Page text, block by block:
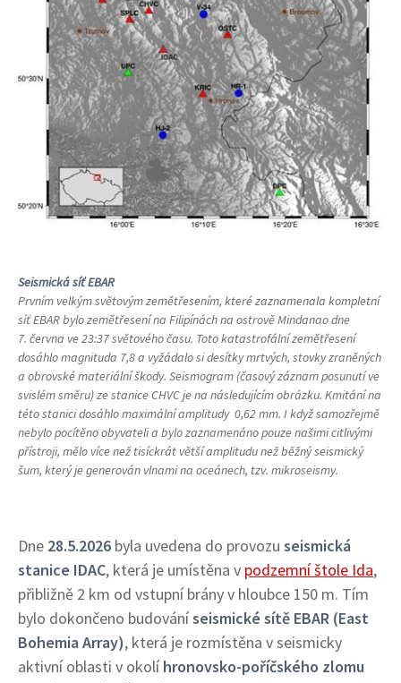
Seismická síť EBAR
Prvním velkým světovým zemětřesením, které zaznamenala kompletní
síť EBAR bylo zemětřesení na Filipínách na ostrově Mindanao dne
7. června ve 23:37 světového času. Toto katastrofální zemětřesení
dosáhlo magnituda 7,8 a vyžádalo si desítky mrtvých, stovky zraněných
a obrovské materiální škody. Seismogram (časový záznam posunutí ve
svislém směru) ze stanice CHVC je na následujícím obrázku. Kmitání na
této stanici dosáhlo maximální amplitudy 0,62 mm. I když samozřejmě
nebylo pocítěno obyvateli a bylo zaznamenáno pouze našimi citlivými
přístroji, mělo více než tisíckrát větší amplitudu než běžný seismický
šum, který je generován vlnami na oceánech, tzv. mikroseismy.
Dne 28.5.2026 byla uvedena do provozu seismická
stanice IDAC, která je umístěna v podzemní štole Ida,
přibližně 2 km od vstupní brány v hloubce 150 m. Tím
bylo dokončeno budováníseismické sítě EBAR (East
Bohemia Array), která je rozmístěna v seismicky
aktivní oblasti v okolí hronovsko-poříčského zlomu